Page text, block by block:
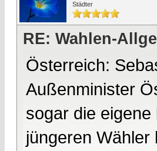
Städter
RE: Wahlen-
Österreich:
Außenminister
sogar die
jüngeren Wähler